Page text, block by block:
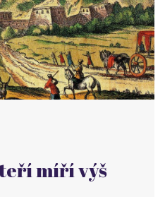
míří výš